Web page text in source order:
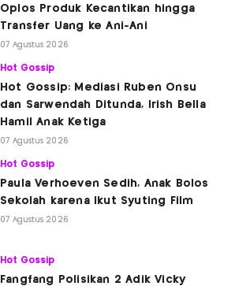
Oplos Produk Kecantikan hingga
Transfer Uang ke Ani-Ani
07 Agustus 2026
Hot Gossip
Hot Gossip: Mediasi Ruben Onsu
dan Sarwendah Ditunda, Irish Bella
Hamil Anak Ketiga
07 Agustus 2026
Hot Gossip
Paula Verhoeven Sedih, Anak Bolos
Sekolah karena Ikut Syuting Film
07 Agustus 2026
Hot Gossip
Fangfang Polisikan 2 Adik Vicky